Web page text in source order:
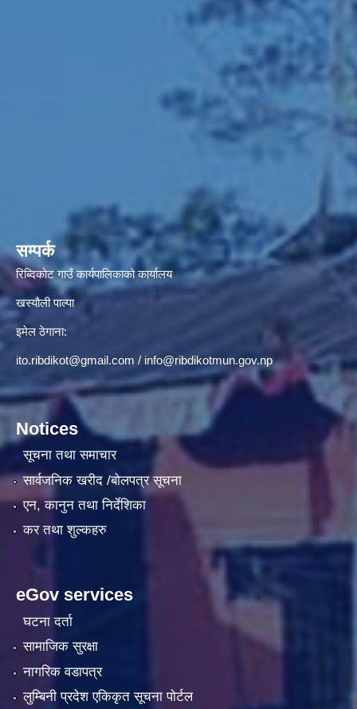
सम्पर्क
रिब्दिकोट गाउँ कार्यपालिकाको कार्यालय
खस्यौली पाल्पा
इमेल ठेगाना:
ito.ribdikot@gmail.com / info@ribdikotmun.gov.np
Notices
सूचना तथा समाचार
सार्वजनिक खरीद /बोलपत्र सूचना
एन, कानुन तथा निर्देशिका
कर तथा शुल्कहरु
eGov services
घटना दर्ता
सामाजिक सुरक्षा
नागरिक वडापत्र
लुम्बिनी प्रदेश एकिकृत सूचना पाेर्टल